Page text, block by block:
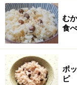
む
食
ポ
ピ